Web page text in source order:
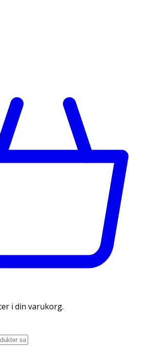
i din varukorg.